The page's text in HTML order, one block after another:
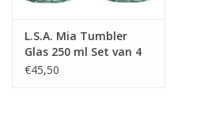
L.S.A. Mia Tumbler
Glas 250 ml Set van 4
Stuks
€45,50